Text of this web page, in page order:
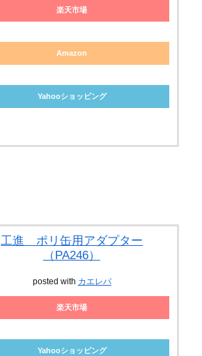
楽天市場
Amazon
Yahooショッピング
工進 ポリ缶用アダプター
（PA246）
posted with カエレバ
楽天市場
Yahooショッピング